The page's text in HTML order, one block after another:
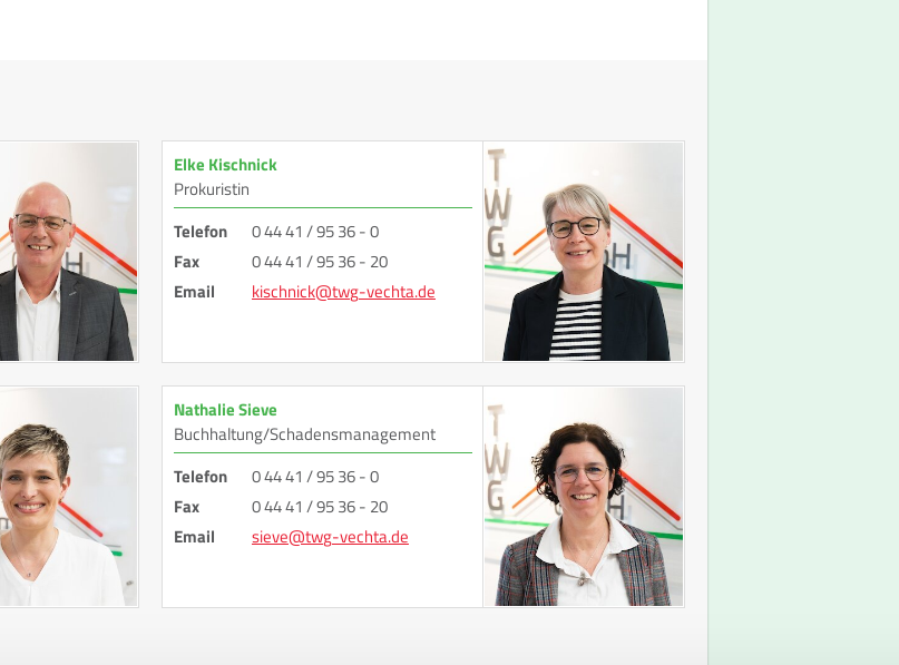
Elke Kischnick
Prokuristin
Telefon
0 44 41 / 95 36 - 0
Fax
0 44 41 / 95 36 - 20
Email
kischnick@twg-vechta.de
Nathalie Sieve
Buchhaltung/Schadensmanagement
Telefon
0 44 41 / 95 36 - 0
Fax
0 44 41 / 95 36 - 20
Email
sieve@twg-vechta.de